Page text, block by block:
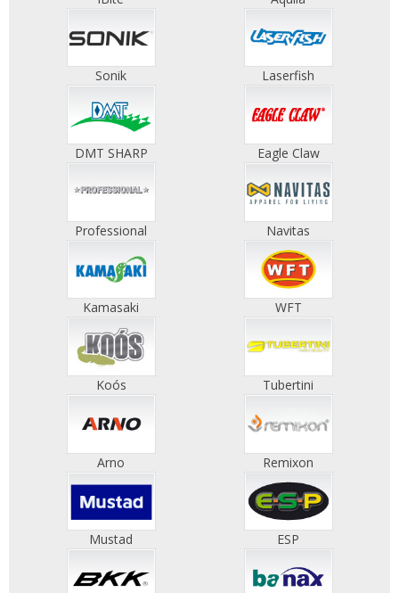
Sonik Laserfish
DMT SHARP Eagle Claw
Professional Navitas
Kamasaki WFT
Koós Tubertini
Arno Remixon
Mustad ESP